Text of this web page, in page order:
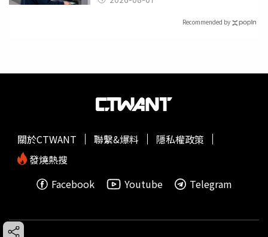
Recommended by
關於CTWANT 聯繫&爆料
隱私權政策
發燒熱搜
Facebook
Youtube Telegram